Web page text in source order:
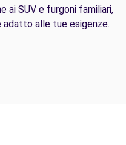
ai SUV e furgoni familiari,
alle tue esigenze.